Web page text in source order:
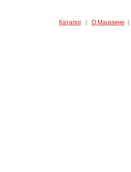
Каталог| О Магазине |